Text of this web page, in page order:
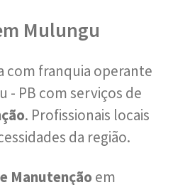
Mulungu
com franquia operante
- PB com serviços de
. Profissionais locais
da região.
Manutenção em